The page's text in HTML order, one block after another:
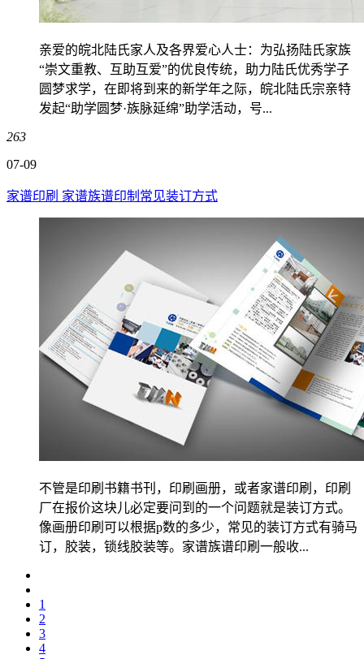
亲爱的皖北陆氏家人及各界爱心人士：为弘扬陆氏家族
“崇文重教、互助互爱”的优良传统，助力陆氏优秀学子
圆梦求学，在即将到来的新学年之际，皖北陆氏宗亲特
发起“助学圆梦·族脉延绵”助学活动，号...
263
07-09
家谱印刷 家谱族谱印制常见装订方式
不管是印刷书籍书刊，印刷画册，或者家谱印刷，印刷
厂在报价这块儿必定要问到的一个问题就是装订方式。
像画册印刷可以根据p数的多少，常见的装订方式有骑马
订，胶装，锁线胶装等。家谱族谱印刷一般收...
1
2
3
4